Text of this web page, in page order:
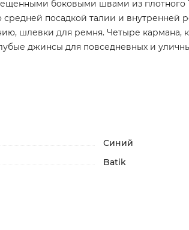
боковыми швами из плотного
посадкой талии и внутренней
шлевки для ремня. Четыре кармана,
джинсы для повседневных и
Синий
Batik